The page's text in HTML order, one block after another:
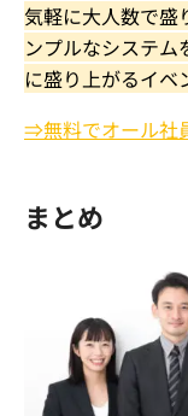
気軽に大人数で盛
ンプルなシステ
に盛り上がるイベ
⇒無料でオール社
まとめ